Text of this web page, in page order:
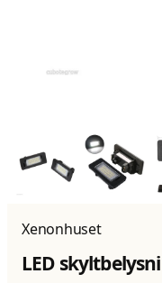
Xenonhuset
LED